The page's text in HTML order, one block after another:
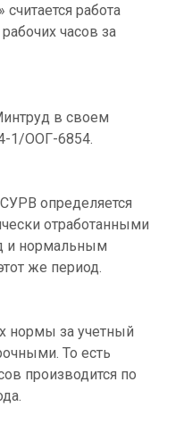
работа
часов за
в своем
1/ООГ-6854.
определяется
отработанными
и нормальным
же период.
нормы за учетный
То есть
производится по